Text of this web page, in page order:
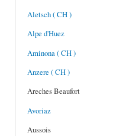
Aletsch ( CH )
Alpe d'Huez
Aminona ( CH )
Anzere ( CH )
Areches Beaufort
Avoriaz
Aussois